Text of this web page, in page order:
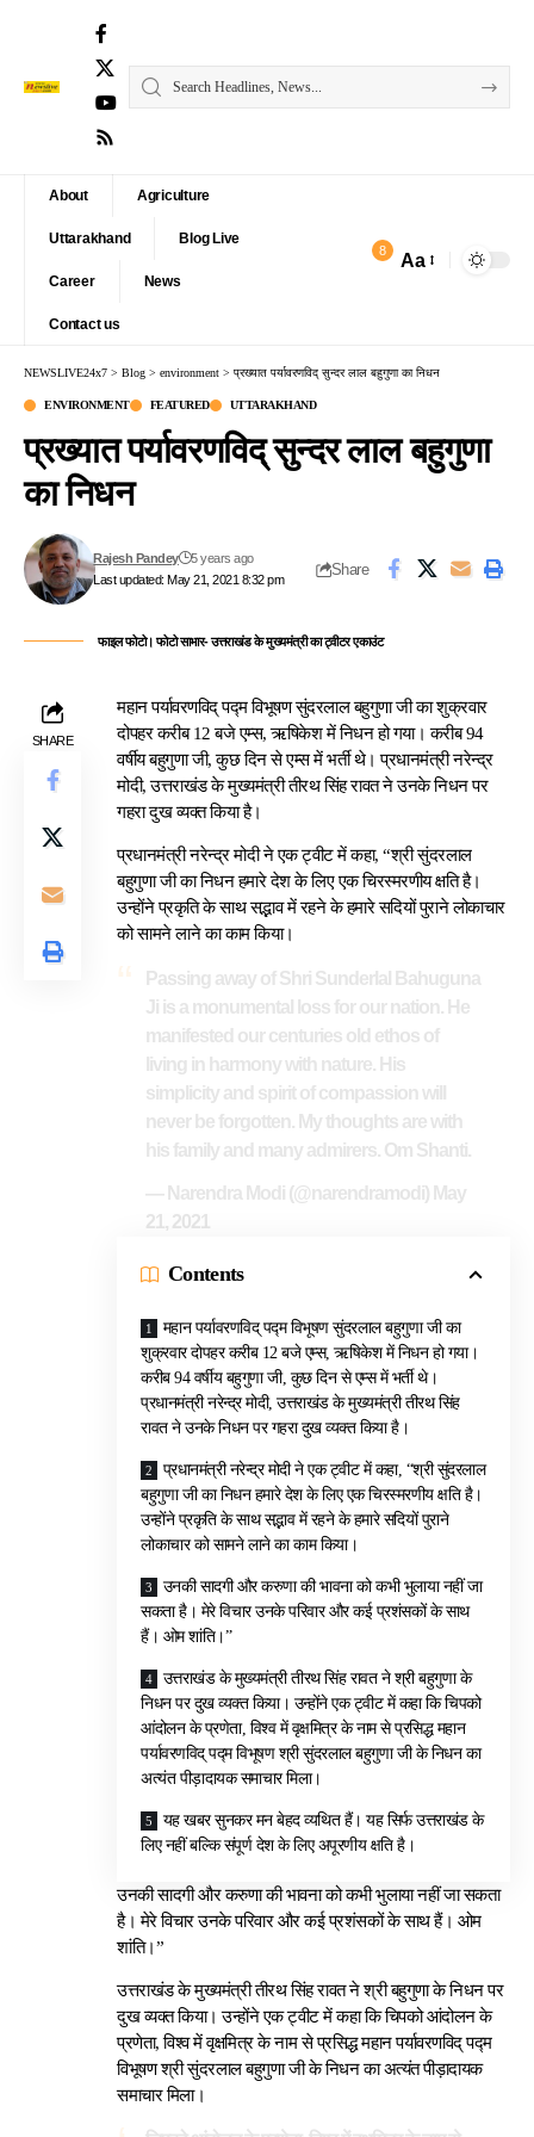
About Agriculture
Uttarakhand Blog Live
Career News
Contact us
8 Aa
NEWSLIVE24x7 > Blog > environment > प्रख्यात पर्यावरणविद् सुन्दर लाल बहुगुणा का निधन
ENVIRONMENT FEATURED UTTARAKHAND
प्रख्यात पर्यावरणविद् सुन्दर लाल बहुगुणा
का निधन
Last updated: May 21, 2021 8:32 pm
Rajesh Pandey 5 years ago
Share
फाइल फोटो। फोटो साभार- उत्तराखंड के मुख्यमंत्री का ट्वीटर एकाउंट
SHARE
महान पर्यावरणविद् पद्म विभूषण सुंदरलाल बहुगुणा जी का शुक्रवार
दोपहर करीब 12 बजे एम्स, ऋषिकेश में निधन हो गया। करीब 94
वर्षीय बहुगुणा जी, कुछ दिन से एम्स में भर्ती थे। प्रधानमंत्री नरेन्द्र
मोदी, उत्तराखंड के मुख्यमंत्री तीरथ सिंह रावत ने उनके निधन पर
गहरा दुख व्यक्त किया है।
प्रधानमंत्री नरेन्द्र मोदी ने एक ट्वीट में कहा, “श्री सुंदरलाल
बहुगुणा जी का निधन हमारे देश के लिए एक चिरस्मरणीय क्षति है।
उन्होंने प्रकृति के साथ सद्भाव में रहने के हमारे सदियों पुराने लोकाचार
को सामने लाने का काम किया।
Passing away of Shri Sunderlal Bahuguna
Ji is a monumental loss for our nation. He
manifested our centuries old ethos of
living in harmony with nature. His
simplicity and spirit of compassion will
never be forgotten. My thoughts are with
his family and many admirers. Om Shanti.
— Narendra Modi (@narendramodi) May
21, 2021
Contents
महान पर्यावरणविद् पद्म विभूषण सुंदरलाल बहुगुणा जी का
शुक्रवार दोपहर करीब 12 बजे एम्स, ऋषिकेश में निधन हो गया।
करीब 94 वर्षीय बहुगुणा जी, कुछ दिन से एम्स में भर्ती थे।
प्रधानमंत्री नरेन्द्र मोदी, उत्तराखंड के मुख्यमंत्री तीरथ सिंह
रावत ने उनके निधन पर गहरा दुख व्यक्त किया है।
प्रधानमंत्री नरेन्द्र मोदी ने एक ट्वीट में कहा, “श्री सुंदरलाल
बहुगुणा जी का निधन हमारे देश के लिए एक चिरस्मरणीय क्षति है।
उन्होंने प्रकृति के साथ सद्भाव में रहने के हमारे सदियों पुराने
लोकाचार को सामने लाने का काम किया।
उनकी सादगी और करुणा की भावना को कभी भुलाया नहीं जा
सकता है। मेरे विचार उनके परिवार और कई प्रशंसकों के साथ
हैं। ओम शांति।”
उत्तराखंड के मुख्यमंत्री तीरथ सिंह रावत ने श्री बहुगुणा के
निधन पर दुख व्यक्त किया। उन्होंने एक ट्वीट में कहा कि चिपको
आंदोलन के प्रणेता, विश्व में वृक्षमित्र के नाम से प्रसिद्ध महान
पर्यावरणविद् पद्म विभूषण श्री सुंदरलाल बहुगुणा जी के निधन का
अत्यंत पीड़ादायक समाचार मिला।
यह खबर सुनकर मन बेहद व्यथित हैं। यह सिर्फ उत्तराखंड के
लिए नहीं बल्कि संपूर्ण देश के लिए अपूरणीय क्षति है।
उनकी सादगी और करुणा की भावना को कभी भुलाया नहीं जा सकता
है। मेरे विचार उनके परिवार और कई प्रशंसकों के साथ हैं। ओम
शांति।”
उत्तराखंड के मुख्यमंत्री तीरथ सिंह रावत ने श्री बहुगुणा के निधन पर
दुख व्यक्त किया। उन्होंने एक ट्वीट में कहा किचिपको आंदोलन के
प्रणेता, विश्व में वृक्षमित्र के नाम से प्रसिद्ध महान पर्यावरणविद् पद्म
विभूषण श्री सुंदरलाल बहुगुणा जी के निधन का अत्यंत पीड़ादायक
समाचार मिला।